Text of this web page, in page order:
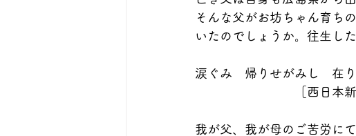
そんな父がお坊ちゃん育ち
いたのでしょうか。往生し
涙ぐみ　帰りせがみし　在
［西日本新聞
我が父、我が母のご苦労に